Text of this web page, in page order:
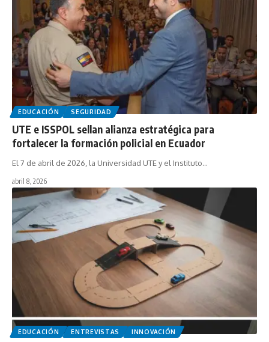
EDUCACIÓN SEGURIDAD
UTE e ISSPOL sellan alianza estratégica para
fortalecer la formación policial en Ecuador
El 7 de abril de 2026, la Universidad UTE y el Instituto…
abril 8, 2026
EDUCACIÓN ENTREVISTAS INNOVACIÓN